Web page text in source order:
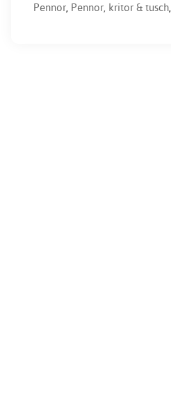
Pennor, Pennor, kritor & tusch,